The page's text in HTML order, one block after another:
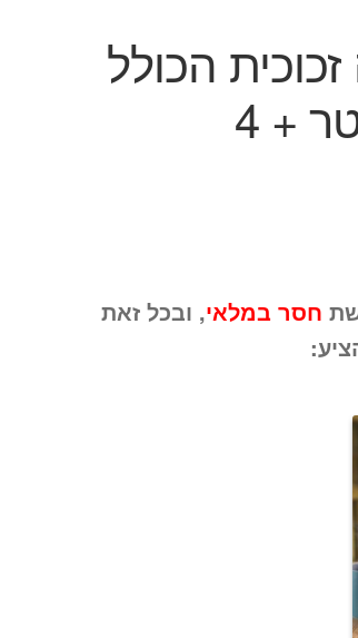
הכולל
קנקן 1.55 ליטר + 4
חסר במלאי, ובכל זאת